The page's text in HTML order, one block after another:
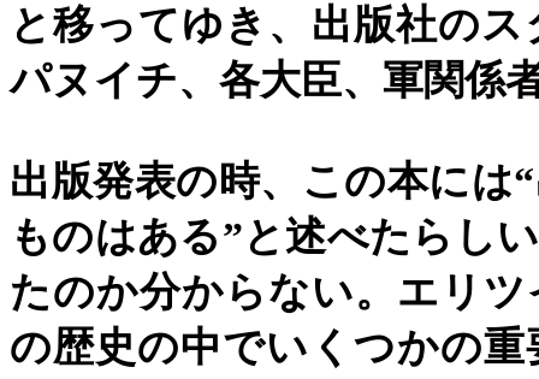
と移ってゆき、出版社の
パヌイチ、各大臣、軍関係
出版発表の時、この本には“
ものはある”と述べたらし
たのか分からない。エリ
の歴史の中でいくつかの